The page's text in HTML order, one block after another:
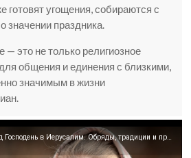
готовят угощения, собираются с
значении праздника.
— это не только религиозное
общения и единения с близкими,
значимым в жизни
Вербное Воскресенье или Вход Господень в Иерусалим. Обряды, традиции и приметы светлого праздника.